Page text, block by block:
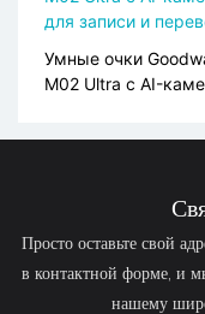
Умные очки
M02 Ultra с AI-
Просто оставьте свой
в контактной форме, и
нашему